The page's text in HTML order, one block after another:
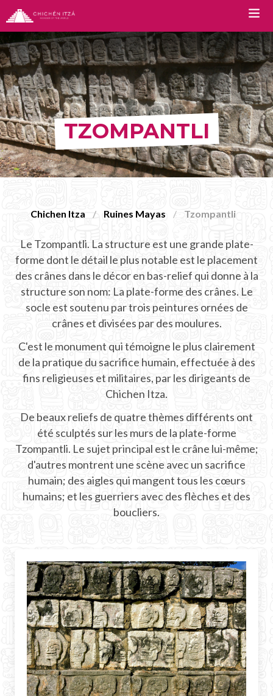
TOURS
Chichen Itza Tour Classic
Chichen Itza Tour Plus
Chichen Itza Deluxe Tour
Chichen Itza Diamante Tour
Chichen Itza Premium Tour
INFO CHICHEN ITZA
Cartes de Chichen Itza
Ruines de Chichen Itza
Histoire Chichen Itza
Emplacement
Equinoxe
Spectacle de nuit
Calendrier Maya
BLOG
CONTACT
FRANCES
TZOMPANTLI
Chichen Itza Ruines Mayas Tzompantli
Le Tzompantli. La structure est une grande plate-
forme dont le détail le plus notable est le placement
des crânes dans le décor en bas-relief qui donne à la
structure son nom: La plate-forme des crânes. Le
socle est soutenu par trois peintures ornées de
crânes et divisées par des moulures.
C'est le monument qui témoigne le plus clairement
de la pratique du sacrifice humain, effectuée à des
fins religieuses et militaires, par les dirigeants de
Chichen Itza.
De beaux reliefs de quatre thèmes différents ont
été sculptés sur les murs de la plate-forme
Tzompantli. Le sujet principal est le crâne lui-même;
d'autres montrent une scène avec un sacrifice
humain; des aigles qui mangent tous les cœurs
humains; et les guerriers avec des flèches et des
boucliers.